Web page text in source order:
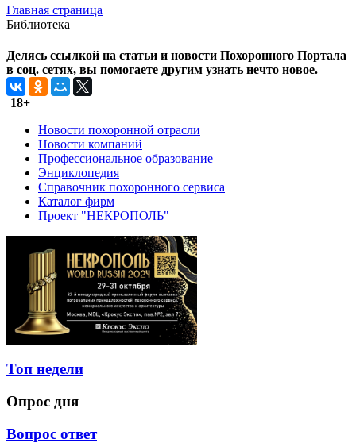
Главная страница
Библиотека
Делясь ссылкой на статьи и новости Похоронного Портала
в соц. сетях, вы помогаете другим узнать нечто новое.
18+
Новости похоронной отрасли
Новости компаний
Профессиональное образование
Энциклопедия
Справочник похоронного сервиса
Каталог фирм
Проект "НЕКРОПОЛЬ"
Топ недели
Опрос дня
Вопрос ответ